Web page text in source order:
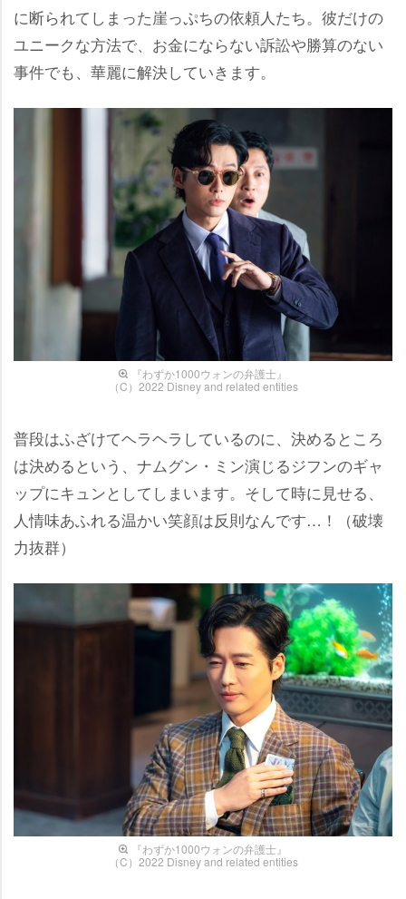
に断られてしまった崖っぷちの依頼人たち。彼だけの
ユニークな方法で、お金にならない訴訟や勝算のない
事件でも、華麗に解決していきます。
『わずか1000ウォンの弁護士』
（C）2022 Disney and related entities
普段はふざけてヘラヘラしているのに、決めるところ
は決めるという、ナムグン・ミン演じるジフンのギャ
ップにキュンとしてしまいます。そして時に見せる、
人情味あふれる温かい笑顔は反則なんです…！（破壊
力抜群）
『わずか1000ウォンの弁護士』
（C）2022 Disney and related entities